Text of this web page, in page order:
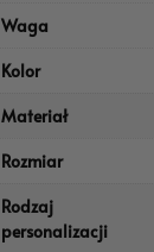
Waga
Kolor
Materiał
Rozmiar
Rodzaj
personalizacji